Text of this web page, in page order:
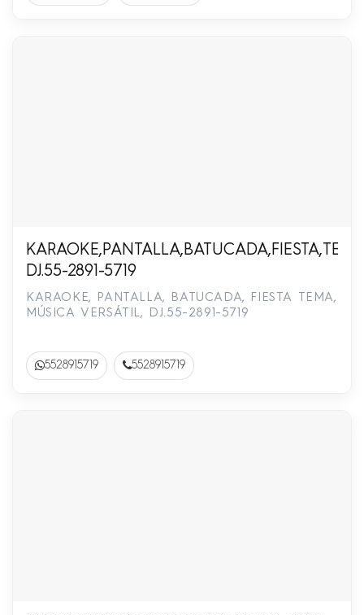
DJ.55-2891-5719
KARAOKE, PANTALLA, BATUCADA, FIESTA TEMA,
MÚSICA VERSÁTIL, DJ.55-2891-5719
5528915719 5528915719